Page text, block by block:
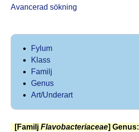
Avancerad sökning
Fylum
Klass
Familj
Genus
Art/Underart
[Familj Flavobacteriaceae] Genus: